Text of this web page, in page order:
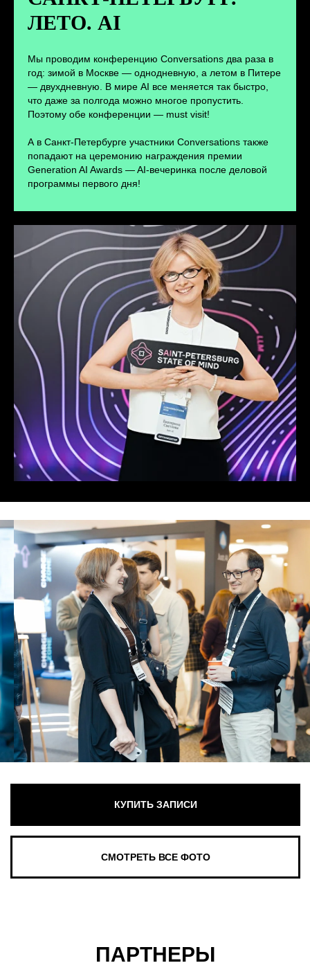
ЛЕТО. AI
Мы проводим конференцию Conversations два раза в
год: зимой в Москве — однодневную, а летом в Питере
— двухдневную. В мире AI все меняется так быстро,
что даже за полгода можно многое пропустить.
Поэтому обе конференции — must visit!
А в Санкт-Петербурге участники Conversations также
попадают на церемонию награждения премии
Generation AI Awards — AI-вечеринка после деловой
программы первого дня!
ПАРТНЕРЫ